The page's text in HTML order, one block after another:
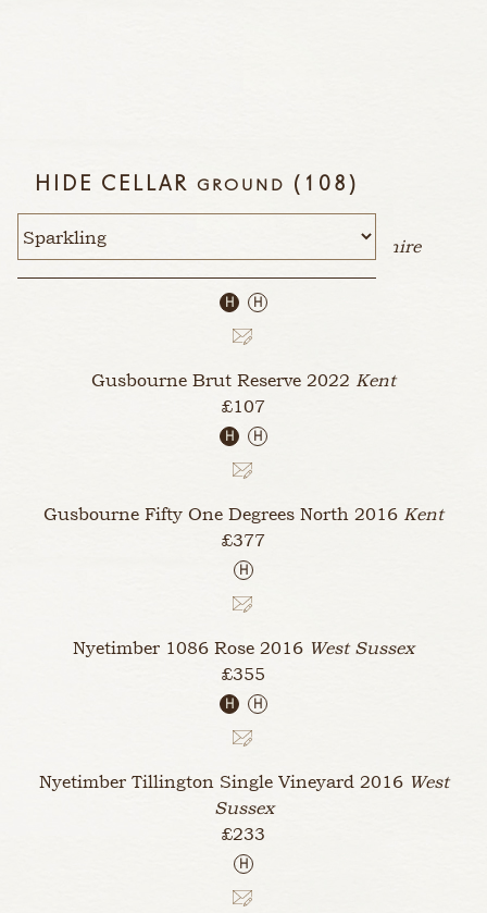
HIDE CELLAR GROUND (108)
ENGLAND
Exton Park Plot Four Rose
Hampshire
£167
H H
Gusbourne Brut Reserve 2022 Kent
£107
H H
Gusbourne Fifty One Degrees North 2016 Kent
£377
H
Nyetimber 1086 Rose 2016 West Sussex
£355
H H
Nyetimber Tillington Single Vineyard 2016 West
Sussex
£233
H